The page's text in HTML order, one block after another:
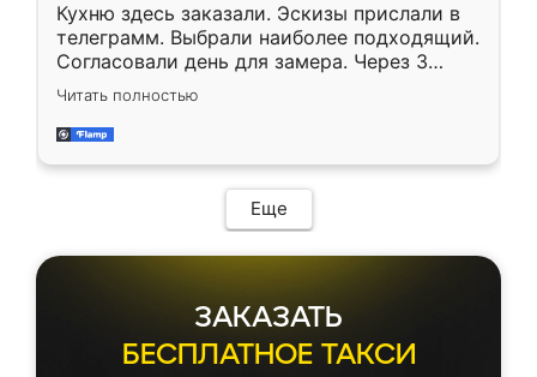
Кухню здесь заказали. Эскизы прислали в
телеграмм. Выбрали наиболее подходящий.
Согласовали день для замера. Через 3
недели кухня была уже готова. Остались
довольны работой. Спасибо Ренессанс
мебель за качественную работу!
Читать полностью
Еще
ЗАКАЗАТЬ
БЕСПЛАТНОЕ ТАКСИ